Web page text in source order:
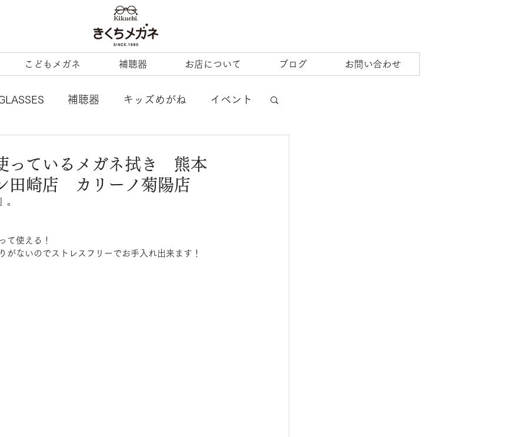
こどもメガネ 補聴器 お店について ブログ お問い合わせ
補聴器 キッズめがね イベント
LineArt COACH 内藤熊八
っているメガネ拭き 熊本
田崎店 カリーノ菊陽店
。
て使える！
ないのでストレスフリーでお手入れ出来ます！